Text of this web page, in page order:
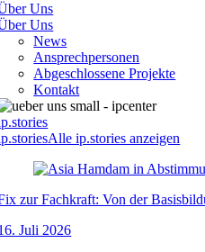
Uns
Uns
News
Ansprechpersonen
Abgeschlossene Projekte
Kontakt
Alle ip.stories anzeigen
zur Fachkraft: Von der
Juli 2026